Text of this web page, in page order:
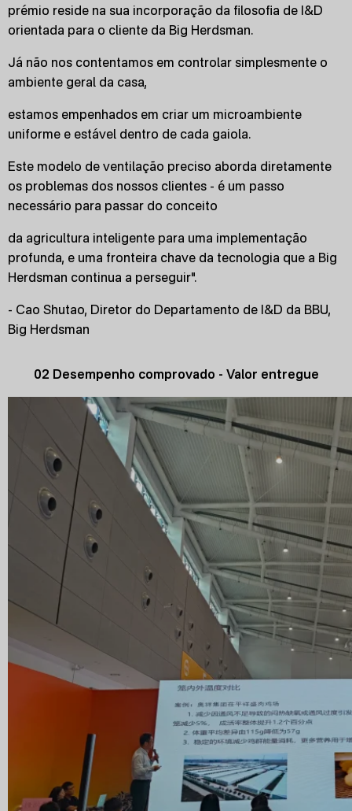
prémio reside na sua incorporação da filosofia de I&D
orientada para o cliente da Big Herdsman.
Já não nos contentamos em controlar simplesmente o
ambiente geral da casa,
estamos empenhados em criar um microambiente
uniforme e estável dentro de cada gaiola.
Este modelo de ventilação preciso aborda diretamente
os problemas dos nossos clientes - é um passo
necessário para passar do conceito
da agricultura inteligente para uma implementação
profunda, e uma fronteira chave da tecnologia que a Big
Herdsman continua a perseguir".
- Cao Shutao, Diretor do Departamento de I&D da BBU,
Big Herdsman
02 Desempenho comprovado - Valor entregue